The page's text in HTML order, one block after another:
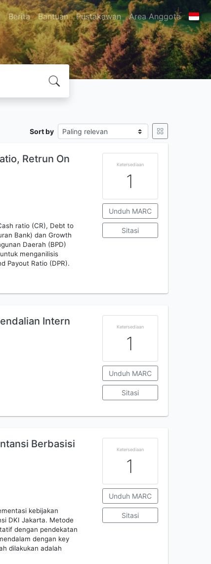
Berita Bantuan Pustakawan Area Anggota
Sort by
Retrun On
ratio (CR), Debt to
Bank) dan Growth
Daerah (BPD)
menganilisis
Payout Ratio (DPR).
Ketersediaan
1
Unduh MARC
Sitasi
Intern
Ketersediaan
1
Unduh MARC
Sitasi
Berbasisi
kebijakan
DKI Jakarta. Metode
dengan pendekatan
dengan key
dilakukan adalah
Ketersediaan
1
Unduh MARC
Sitasi